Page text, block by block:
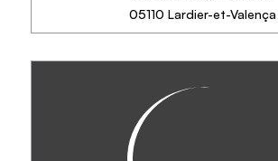
EN SAVOIR PLUS
05110 Lardier-et-Valença